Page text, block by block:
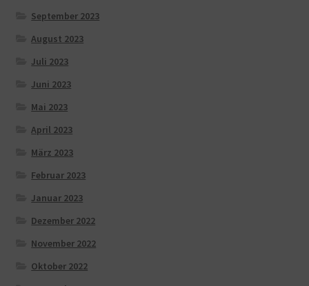
September 2023
August 2023
Juli 2023
Juni 2023
Mai 2023
April 2023
März 2023
Februar 2023
Januar 2023
Dezember 2022
November 2022
Oktober 2022